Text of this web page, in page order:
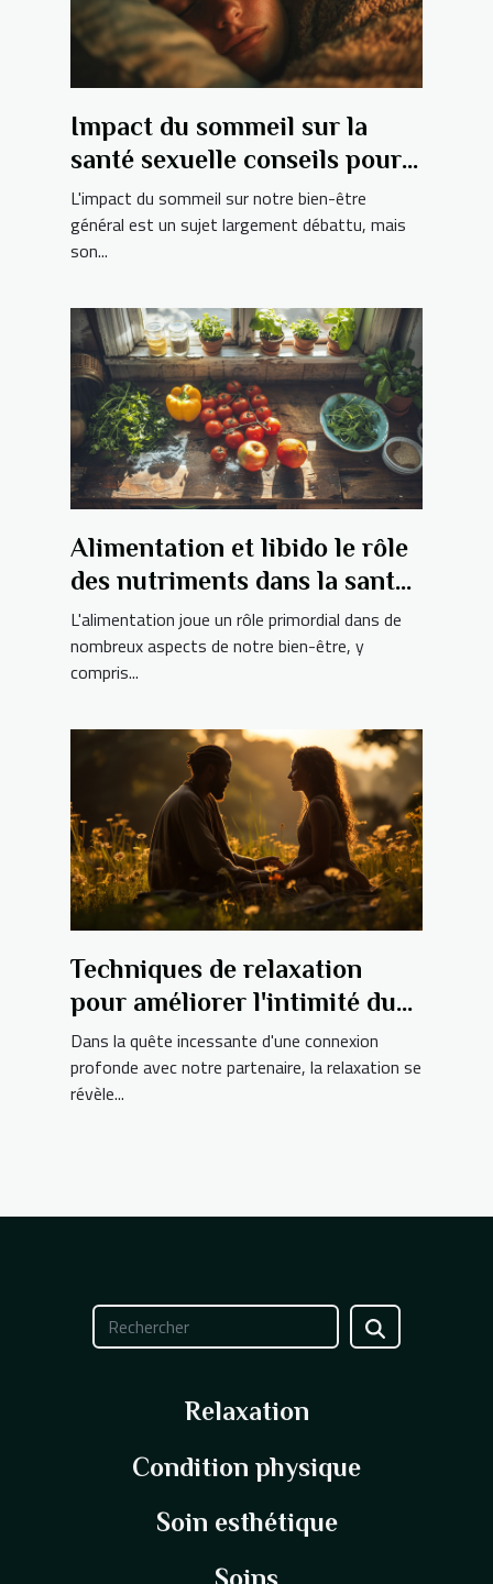
Impact du sommeil sur la
santé sexuelle conseils pour
un repos réparateur
L'impact du sommeil sur notre bien-être
général est un sujet largement débattu, mais
son...
Alimentation et libido le rôle
des nutriments dans la santé
sexuelle
L'alimentation joue un rôle primordial dans de
nombreux aspects de notre bien-être, y
compris...
Techniques de relaxation
pour améliorer l'intimité du
couple
Dans la quête incessante d'une connexion
profonde avec notre partenaire, la relaxation se
révèle...
Relaxation
Condition physique
Soin esthétique
Soins